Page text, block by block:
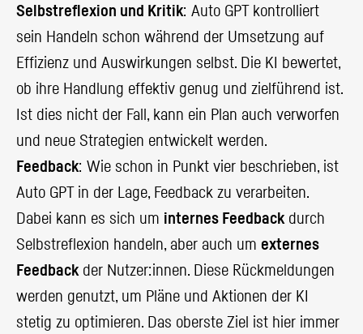
Selbstreflexion und Kritik: Auto GPT kontrolliert
sein Handeln schon während der Umsetzung auf
Effizienz und Auswirkungen selbst. Die KI bewertet,
ob ihre Handlung effektiv genug und zielführend ist.
Ist dies nicht der Fall, kann ein Plan auch verworfen
und neue Strategien entwickelt werden.
Feedback: Wie schon in Punkt vier beschrieben, ist
Auto GPT in der Lage, Feedback zu verarbeiten.
Dabei kann es sich um internes Feedbackdurch
Selbstreflexion handeln, aber auch um externes
Feedbackder Nutzer:innen. Diese Rückmeldungen
werden genutzt, um Pläne und Aktionen der KI
stetig zu optimieren. Das oberste Ziel ist hier immer